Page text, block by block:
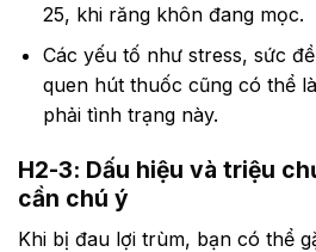
25, khi răng khôn đang mọc.
Các yếu tố như stress, sức
quen hút thuốc cũng có thể
phải tình trạng này.
H2-3: Dấu hiệu và triệu
cần chú ý
Khi bị đau lợi trùm, bạn có thể